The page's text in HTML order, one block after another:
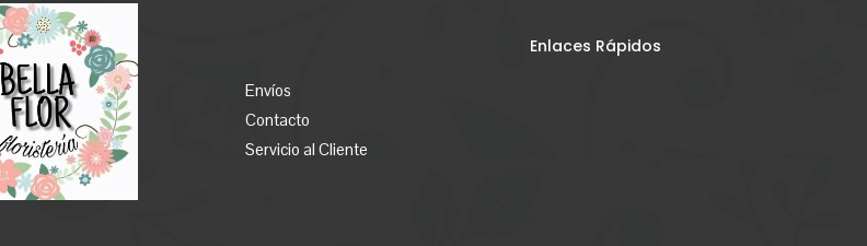
Enlaces Rápidos
Envíos
Contacto
Servicio al Cliente